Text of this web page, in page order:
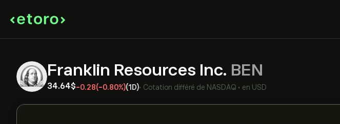
Franklin Resources Inc. BEN
34.64‎$‎-0.28(-0.80%)(1D)• Cotation différé de NASDAQ • en USD